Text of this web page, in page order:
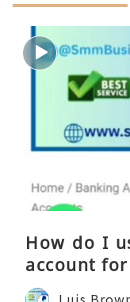
How do I
account